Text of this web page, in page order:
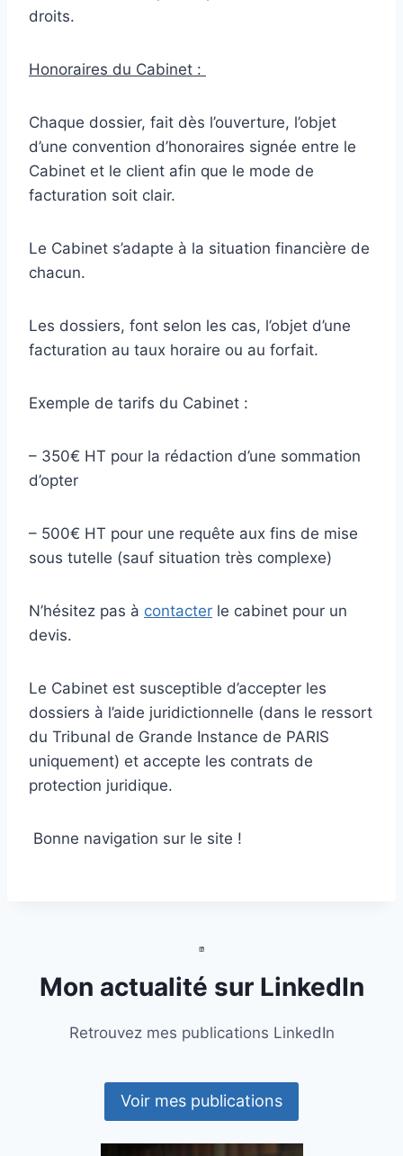
droits.
Honoraires du Cabinet :
Chaque dossier, fait dès l’ouverture, l’objet
d’une convention d’honoraires signée entre le
Cabinet et le client afin que le mode de
facturation soit clair.
Le Cabinet s’adapte à la situation financière de
chacun.
Les dossiers, font selon les cas, l’objet d’une
facturation au taux horaire ou au forfait.
Exemple de tarifs du Cabinet :
– 350€ HT pour la rédaction d’une sommation
d’opter
– 500€ HT pour une requête aux fins de mise
sous tutelle (sauf situation très complexe)
N’hésitez pas à contacter le cabinet pour un
devis.
Le Cabinet est susceptible d’accepter les
dossiers à l’aide juridictionnelle (dans le ressort
du Tribunal de Grande Instance de PARIS
uniquement) et accepte les contrats de
protection juridique.
Bonne navigation sur le site !
Mon actualité sur LinkedIn
Retrouvez mes publications LinkedIn
Voir mes publications